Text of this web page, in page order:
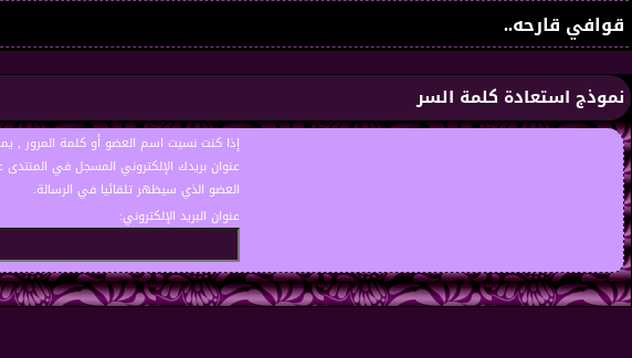
قوافي قارحه..
نموذج استعادة كلمة السر
إذا كنت نسيت اسم العضو أو كلمة المرور ,
عنوان بريدك الإلكتروني المسجل في
العضو الذي سيظهر تلقائيا في الرسالة.
عنوان البريد الإلكتروني: